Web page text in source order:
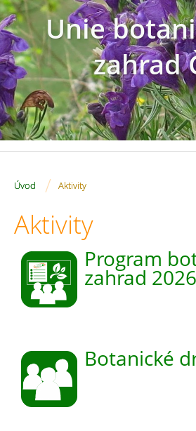
Unie
zahrad
Úvod / Aktivity
Aktivity
Program
zahrad 2026
Botanické